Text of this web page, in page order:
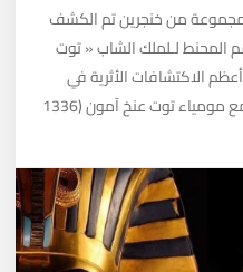
من خنجرين تم الكشف
المحنط لـلملك الشاب « توت
الاكتشافات الأثرية في
القرن العشرين . تم العثور على خنجر مع مومياء توت عنخ آمون (1336